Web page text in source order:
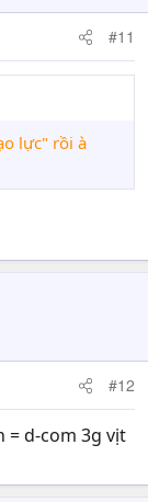
#11
lực" rồi à
#12
= d-com 3g vịt